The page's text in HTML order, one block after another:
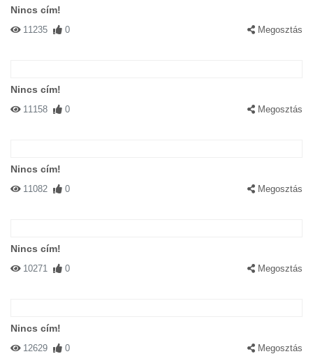
Nincs cím!
11235 0 Megosztás
Nincs cím!
11158 0 Megosztás
Nincs cím!
11082 0 Megosztás
Nincs cím!
10271 0 Megosztás
Nincs cím!
12629 0 Megosztás